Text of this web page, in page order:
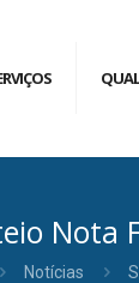
Nota
Notícias